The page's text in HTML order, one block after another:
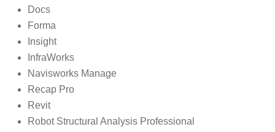
Docs
Forma
Insight
InfraWorks
Navisworks Manage
Recap Pro
Revit
Robot Structural Analysis Professional